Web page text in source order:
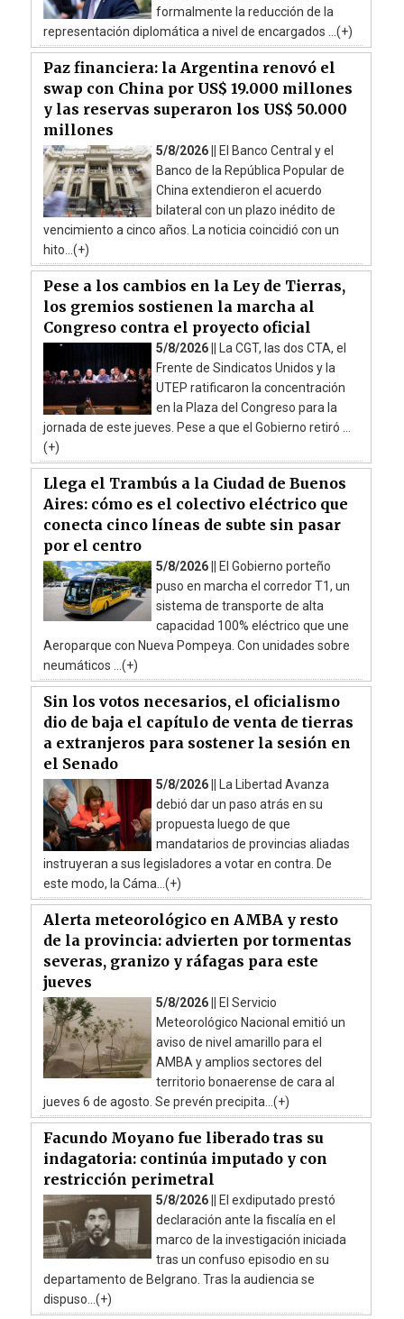
formalmente la reducción de la
representación diplomática a nivel de encargados ...(+)
Paz financiera: la Argentina renovó el
swap con China por US$ 19.000 millones
y las reservas superaron los US$ 50.000
millones
5/8/2026 ||
El Banco Central y el
Banco de la República Popular de
China extendieron el acuerdo
bilateral con un plazo inédito de
vencimiento a cinco años. La noticia coincidió con un
hito...(+)
Pese a los cambios en la Ley de Tierras,
los gremios sostienen la marcha al
Congreso contra el proyecto oficial
5/8/2026 ||
La CGT, las dos CTA, el
Frente de Sindicatos Unidos y la
UTEP ratificaron la concentración
en la Plaza del Congreso para la
jornada de este jueves. Pese a que el Gobierno retiró ...
(+)
Llega el Trambús a la Ciudad de Buenos
Aires: cómo es el colectivo eléctrico que
conecta cinco líneas de subte sin pasar
por el centro
5/8/2026 ||
El Gobierno porteño
puso en marcha el corredor T1, un
sistema de transporte de alta
capacidad 100% eléctrico que une
Aeroparque con Nueva Pompeya. Con unidades sobre
neumáticos ...(+)
Sin los votos necesarios, el oficialismo
dio de baja el capítulo de venta de tierras
a extranjeros para sostener la sesión en
el Senado
5/8/2026 ||
La Libertad Avanza
debió dar un paso atrás en su
propuesta luego de que
mandatarios de provincias aliadas
instruyeran a sus legisladores a votar en contra. De
este modo, la Cáma...(+)
Alerta meteorológico en AMBA y resto
de la provincia: advierten por tormentas
severas, granizo y ráfagas para este
jueves
5/8/2026 ||
El Servicio
Meteorológico Nacional emitió un
aviso de nivel amarillo para el
AMBA y amplios sectores del
territorio bonaerense de cara al
jueves 6 de agosto. Se prevén precipita...(+)
Facundo Moyano fue liberado tras su
indagatoria: continúa imputado y con
restricción perimetral
5/8/2026 ||
El exdiputado prestó
declaración ante la fiscalía en el
marco de la investigación iniciada
tras un confuso episodio en su
departamento de Belgrano. Tras la audiencia se
dispuso...(+)